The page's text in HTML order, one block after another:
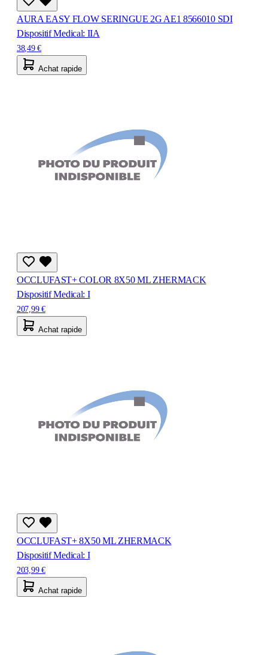
AURA EASY FLOW SERINGUE 2G AE1 8566010 SDI
Dispositif Medical: IIA
38,49 €
Achat rapide
OCCLUFAST+ COLOR 8X50 ML ZHERMACK
Dispositif Medical: I
207,99 €
Achat rapide
OCCLUFAST+ 8X50 ML ZHERMACK
Dispositif Medical: I
203,99 €
Achat rapide